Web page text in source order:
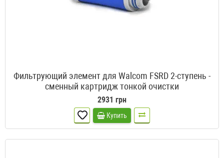
Фильтрующий элемент для Walcom FSRD 2-ступень -
сменный картридж тонкой очистки
2931 грн
Купить